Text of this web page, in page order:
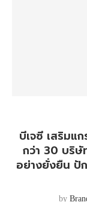
บีเจซี เสริมแ
กว่า 30 บริษั
อย่างยั่งยืน ปั
by